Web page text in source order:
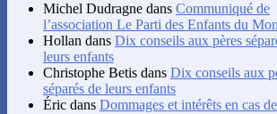
Michel Dudragne dans Communiqué de
l’association Le Parti des Enfants du
Hollan dans Dix conseils aux pères
leurs enfants
Christophe Betis dans Dix conseils aux
séparés de leurs enfants
Éric dans Dommages et intérêts en cas de